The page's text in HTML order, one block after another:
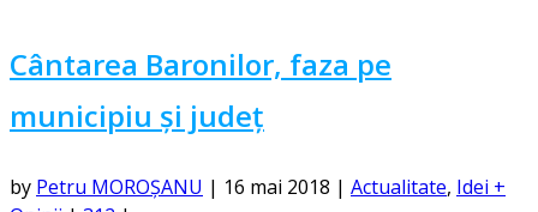
Cântarea Baronilor, faza pe
municipiu și județ
by Petru MOROȘANU | 16 mai 2018 | Actualitate, Idei +